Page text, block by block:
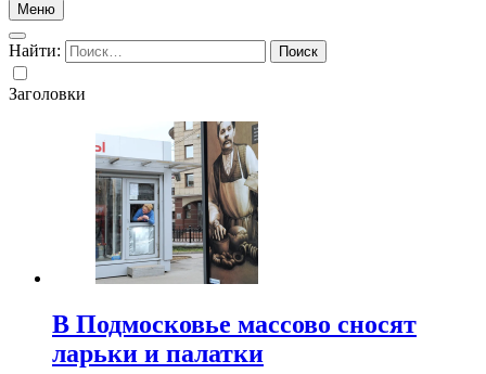
Меню
Найти:
Заголовки
В Подмосковье массово сносят
ларьки и палатки